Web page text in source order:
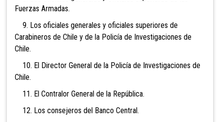
Fuerzas Armadas.
9. Los oficiales generales y oficiales superiores de
Carabineros de Chile y de la Policía de Investigaciones de
Chile.
10. El Director General de la Policía de Investigaciones de
Chile.
11. El Contralor General de la República.
12. Los consejeros del Banco Central.